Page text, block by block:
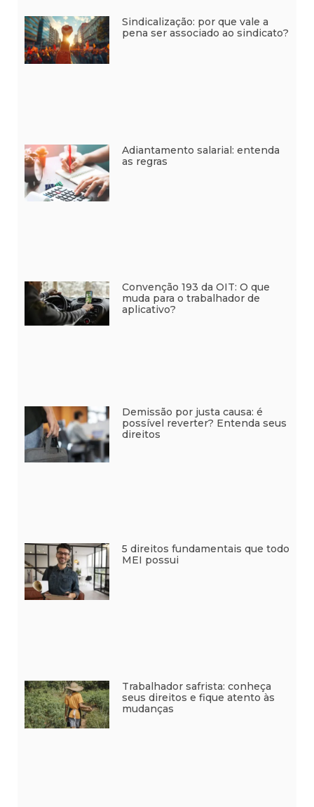
Sindicalização: por que vale a
pena ser associado ao sindicato?
Adiantamento salarial: entenda
as regras
Convenção 193 da OIT: O que
muda para o trabalhador de
aplicativo?
Demissão por justa causa: é
possível reverter? Entenda seus
direitos
5 direitos fundamentais que todo
MEI possui
Trabalhador safrista: conheça
seus direitos e fique atento às
mudanças